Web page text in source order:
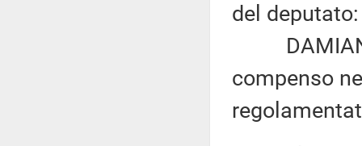
del deputato:
compenso